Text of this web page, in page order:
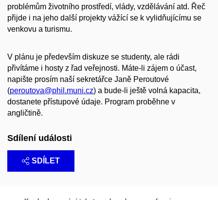
problémům životního prostředí, vlády, vzdělávání atd. Řeč
přijde i na jeho další projekty vážící se k vylidňujícímu se
venkovu a turismu.
V plánu je především diskuze se studenty, ale rádi
přivítáme i hosty z řad veřejnosti. Máte-li zájem o účast,
napište prosím naší sekretářce Janě Peroutové
(peroutova@phil.muni.cz) a bude-li ještě volná kapacita,
dostanete přístupové údaje. Program proběhne v
angličtině.
Sdílení události
SDÍLET